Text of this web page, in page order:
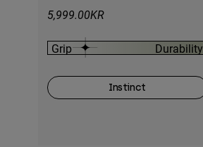
5,999.00KR
Grip Durability
Instinct